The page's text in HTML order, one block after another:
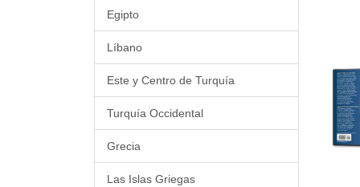
Egipto
Líbano
Este y Centro de Turquía
Turquía Occidental
Grecia
Las Islas Griegas